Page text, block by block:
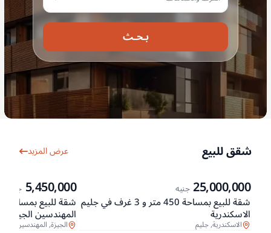
بـحـث
شقق للبيع عرض المزيد
25,000,000 جنيه
شقة للبيع بمساحة 450 متر و 3 غرف في جليم
الاسكندرية
الاسكندرية, جليم
5,450,000 جنيه
المهندسين الجيزة
الجيزة, المهندسين